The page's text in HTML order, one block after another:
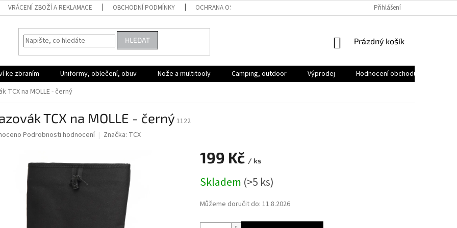
VRÁCENÍ ZBOŽÍ A REKLAMACE OBCHODNÍ PODMÍNKY OCHRANA OSOBNÍCH ÚDAJŮ Přihlášení
HLEDAT
NÁKUPNÍ
Prázdný košík
ke zbraním Uniformy, oblečení, obuv Nože a multitooly Camping, outdoor Výprodej Hodnocení obchodu
TCX na MOLLE - černý
TCX na MOLLE - černý 1122
Podrobnosti hodnocení Značka: TCX
199 Kč / ks
cena:
Skladem (>5 ks)
Můžeme doručit do: 11.8.2026